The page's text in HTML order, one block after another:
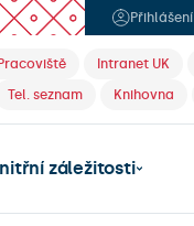
Přihlášení
Pracoviště Intranet UK
Tel. seznam Knihovna
záležitosti